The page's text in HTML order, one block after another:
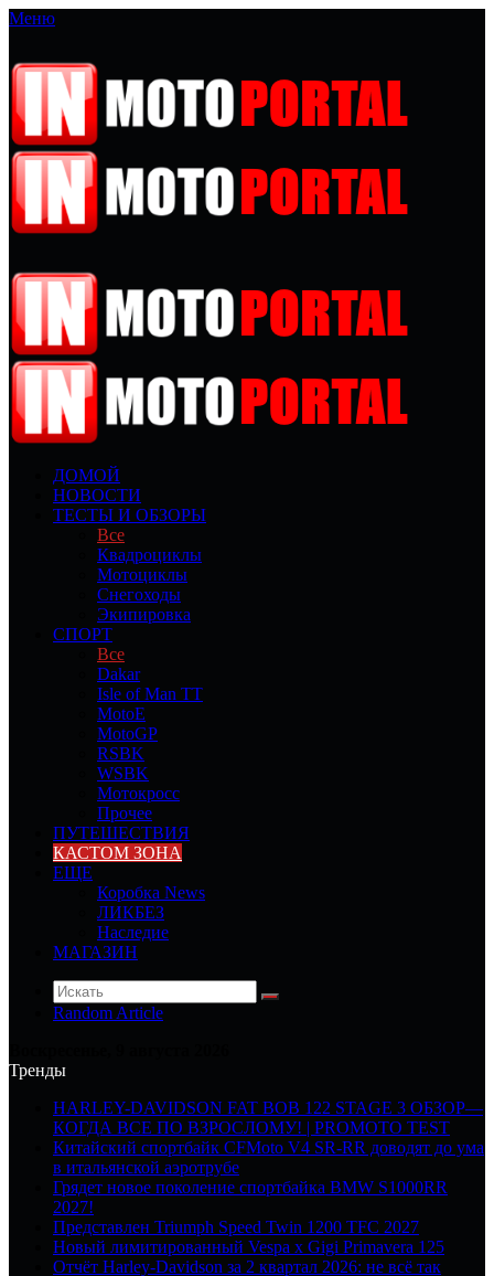
Меню
ДОМОЙ
НОВОСТИ
ТЕСТЫ И ОБЗОРЫ
Все
Квадроциклы
Мотоциклы
Снегоходы
Экипировка
СПОРТ
Все
Dakar
Isle of Man TT
MotoE
MotoGP
RSBK
WSBK
Мотокросс
Прочее
ПУТЕШЕСТВИЯ
КАСТОМ ЗОНА
ЕЩЕ
Коробка News
ЛИКБЕЗ
Наследие
МАГАЗИН
Random Article
Тренды
HARLEY-DAVIDSON FAT BOB 122 STAGE 3 ОБЗОР—
КОГДА ВСЕ ПО ВЗРОСЛОМУ! | PROMOTO TEST
Китайский спортбайк CFMoto V4 SR-RR доводят до ума
в итальянской аэротрубе
Грядет новое поколение спортбайка BMW S1000RR
2027!
Представлен Triumph Speed Twin 1200 TFC 2027
Новый лимитированный Vespa x Gigi Primavera 125
Отчёт Harley-Davidson за 2 квартал 2026: не всё так